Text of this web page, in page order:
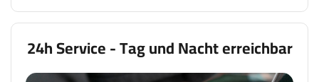
24h Service - Tag und Nacht erreichbar